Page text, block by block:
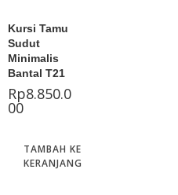
Kursi Tamu
Sudut
Minimalis
Bantal T21
Rp8.850.0
00
TAMBAH KE
KERANJANG